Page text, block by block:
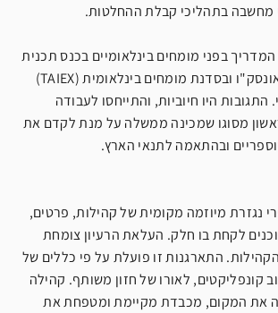
מחשבה בתהליכי קבלת ההחלטות.
המדריך בפני מומחים בינלאומיים בכנס תכנית
אדם וביוספרה של אונסק"ו ובסדנת מומחים בינלאומית (TAIEX)
היו חיוביות, והתייחסו לעבודה
מסוגו שמכינה ממשלה על מנת לקדם את
ובהתאמה לתנאי הארץ.
נגזרת מיוזמה מקומית של קהילות, פרטים,
לקחת בו חלק. העלאת הרעיון צומחת
התארגנות זו פועלת על פי כללים של
קונפליקטים, לאורו של חזון משותף. קהילה
את המקום, מכבדת מקיימת ומטפחת את